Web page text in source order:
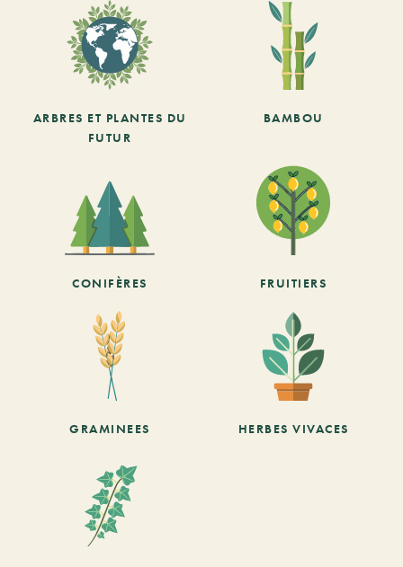
ARBRES ET PLANTES DU
FUTUR
BAMBOU
CONIFÈRES FRUITIERS
GRAMINEES HERBES VIVACES